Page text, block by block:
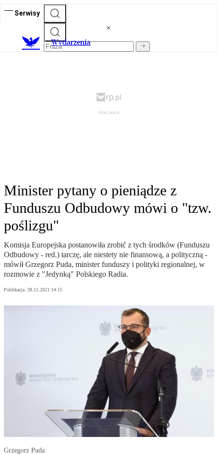
Serwisy
Wydarzenia
Minister pytany o pieniądze z
Funduszu Odbudowy mówi o "tzw.
poślizgu"
Komisja Europejska postanowiła zrobić z tych środków (Funduszu
Odbudowy - red.) tarczę, ale niestety nie finansową, a polityczną -
mówił Grzegorz Puda, minister funduszy i polityki regionalnej, w
rozmowie z "Jedynką" Polskiego Radia.
Publikacja: 28.12.2021 14:15
Grzegorz Puda